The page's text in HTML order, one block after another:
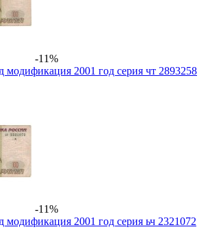
-11%
модификация 2001 год серия чт 2893258
-11%
модификация 2001 год серия ьч 2321072